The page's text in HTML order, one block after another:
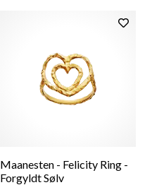
Maanesten - Felicity Ring -
Forgyldt Sølv